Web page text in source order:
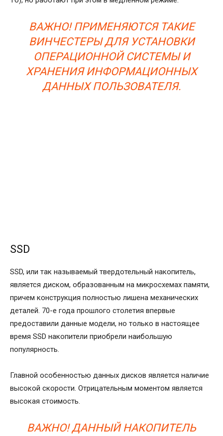
ВАЖНО! ПРИМЕНЯЮТСЯ ТАКИЕ
ВИНЧЕСТЕРЫ ДЛЯ УСТАНОВКИ
ОПЕРАЦИОННОЙ СИСТЕМЫ И
ХРАНЕНИЯ ИНФОРМАЦИОННЫХ
ДАННЫХ ПОЛЬЗОВАТЕЛЯ.
SSD
SSD, или так называемый твердотельный накопитель,
является диском, образованным на микросхемах памяти,
причем конструкция полностью лишена механических
деталей. 70-е года прошлого столетия впервые
предоставили данные модели, но только в настоящее
время SSD накопители приобрели наибольшую
популярность.
Главной особенностью данных дисков является наличие
высокой скорости. Отрицательным моментом является
высокая стоимость.
ВАЖНО! ДАННЫЙ НАКОПИТЕЛЬ